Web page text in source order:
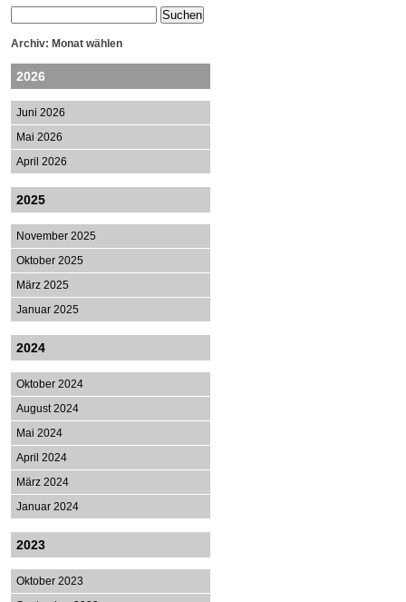
Archiv: Monat wählen
2026
Juni 2026
Mai 2026
April 2026
2025
November 2025
Oktober 2025
März 2025
Januar 2025
2024
Oktober 2024
August 2024
Mai 2024
April 2024
März 2024
Januar 2024
2023
Oktober 2023